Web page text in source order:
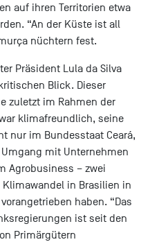
auf ihren Territorien etwa
“An der Küste ist all
nüchtern fest.
Präsident Lula da Silva
Blick. Dieser
zuletzt im Rahmen der
klimafreundlich, seine
nur im Bundesstaat Ceará,
mit Unternehmen
Agrobusiness – zwei
in Brasilien in
haben. “Das
ist seit den
Primärgütern